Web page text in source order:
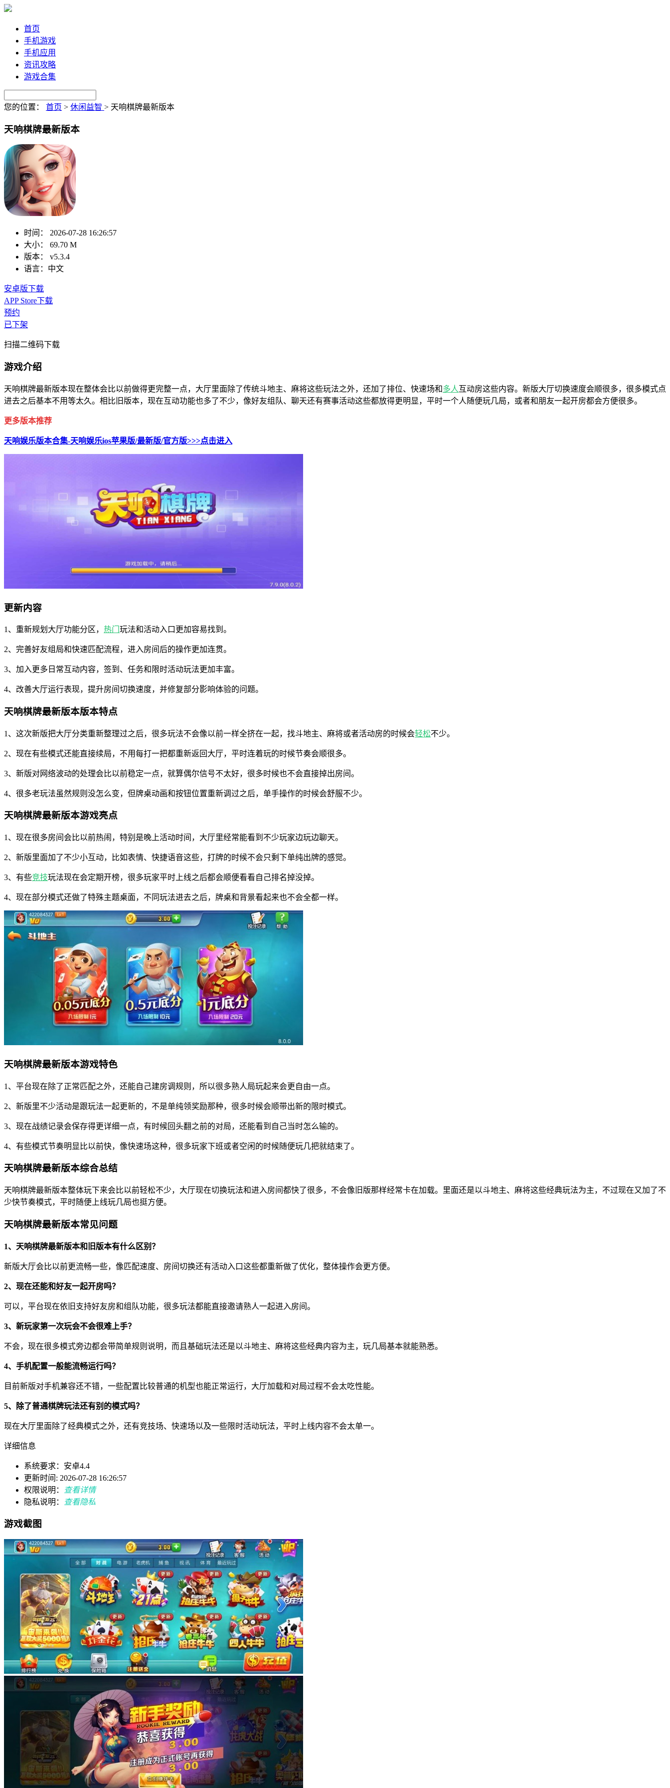
首页
手机游戏
手机应用
资讯攻略
游戏合集
您的位置： 首页 > 休闲益智 > 天响棋牌最新版本
天响棋牌最新版本
时间：
2026-07-28 16:26:57
大小：
69.70 M
版本：
v5.3.4
语言： 中文
安卓版下载
APP Store下载
预约
已下架
扫描二维码下载
游戏介绍
天响棋牌最新版本现在整体会比以前做得更完整一点，大厅里面除了传统斗地主、麻将这些玩法之外，还加了排位、快速场和多人互动房这些内容。新版大厅切换速度会顺很多，很多模式点
进去之后基本不用等太久。相比旧版本，现在互动功能也多了不少，像好友组队、聊天还有赛事活动这些都放得更明显，平时一个人随便玩几局，或者和朋友一起开房都会方便很多。
更多版本推荐
天响娱乐版本合集-天响娱乐ios苹果版/最新版/官方版>>>点击进入
更新内容
1、重新规划大厅功能分区， 热门 玩法和活动入口更加容易找到。
2、完善好友组局和快速匹配流程，进入房间后的操作更加连贯。
3、加入更多日常互动内容，签到、任务和限时活动玩法更加丰富。
4、改善大厅运行表现，提升房间切换速度，并修复部分影响体验的问题。
天响棋牌最新版本版本特点
1、这次新版把大厅分类重新整理过之后，很多玩法不会像以前一样全挤在一起，找斗地主、麻将或者活动房的时候会轻松不少。
2、现在有些模式还能直接续局，不用每打一把都重新返回大厅，平时连着玩的时候节奏会顺很多。
3、新版对网络波动的处理会比以前稳定一点，就算偶尔信号不太好，很多时候也不会直接掉出房间。
4、很多老玩法虽然规则没怎么变，但牌桌动画和按钮位置重新调过之后，单手操作的时候会舒服不少。
天响棋牌最新版本游戏亮点
1、现在很多房间会比以前热闹，特别是晚上活动时间，大厅里经常能看到不少玩家边玩边聊天。
2、新版里面加了不少小互动，比如表情、快捷语音这些，打牌的时候不会只剩下单纯出牌的感觉。
3、有些竞技玩法现在会定期开榜，很多玩家平时上线之后都会顺便看看自己排名掉没掉。
4、现在部分模式还做了特殊主题桌面，不同玩法进去之后，牌桌和背景看起来也不会全都一样。
天响棋牌最新版本游戏特色
1、平台现在除了正常匹配之外，还能自己建房调规则，所以很多熟人局玩起来会更自由一点。
2、新版里不少活动是跟玩法一起更新的，不是单纯领奖励那种，很多时候会顺带出新的限时模式。
3、现在战绩记录会保存得更详细一点，有时候回头翻之前的对局，还能看到自己当时怎么输的。
4、有些模式节奏明显比以前快，像快速场这种，很多玩家下班或者空闲的时候随便玩几把就结束了。
天响棋牌最新版本综合总结
天响棋牌最新版本整体玩下来会比以前轻松不少，大厅现在切换玩法和进入房间都快了很多，不会像旧版那样经常卡在加载。里面还是以斗地主、麻将这些经典玩法为主，不过现在又加了不
少快节奏模式，平时随便上线玩几局也挺方便。
天响棋牌最新版本常见问题
1、天响棋牌最新版本和旧版本有什么区别？
新版大厅会比以前更流畅一些，像匹配速度、房间切换还有活动入口这些都重新做了优化，整体操作会更方便。
2、现在还能和好友一起开房吗？
可以，平台现在依旧支持好友房和组队功能，很多玩法都能直接邀请熟人一起进入房间。
3、新玩家第一次玩会不会很难上手？
不会，现在很多模式旁边都会带简单规则说明，而且基础玩法还是以斗地主、麻将这些经典内容为主，玩几局基本就能熟悉。
4、手机配置一般能流畅运行吗？
目前新版对手机兼容还不错，一些配置比较普通的机型也能正常运行，大厅加载和对局过程不会太吃性能。
5、除了普通棋牌玩法还有别的模式吗？
现在大厅里面除了经典模式之外，还有竞技场、快速场以及一些限时活动玩法，平时上线内容不会太单一。
详细信息
系统要求：安卓4.4
更新时间: 2026-07-28 16:26:57
权限说明：
查看详情
隐私说明：
查看隐私
游戏截图